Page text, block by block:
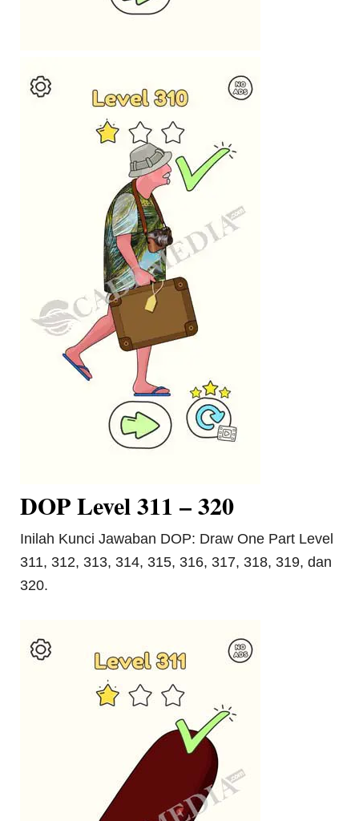
DOP Level 311 – 320
Inilah Kunci Jawaban DOP: Draw One Part Level
311, 312, 313, 314, 315, 316, 317, 318, 319, dan
320.